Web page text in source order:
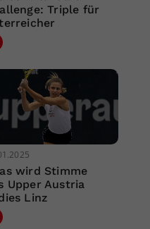
Triple für
wird Stimme
Upper Austria
Linz